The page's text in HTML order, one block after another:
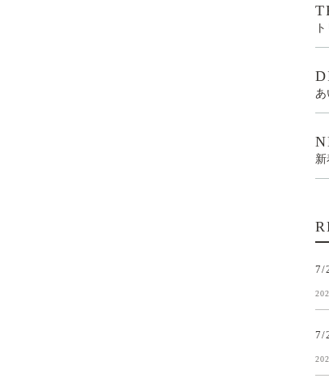
あ
新
7/
7/